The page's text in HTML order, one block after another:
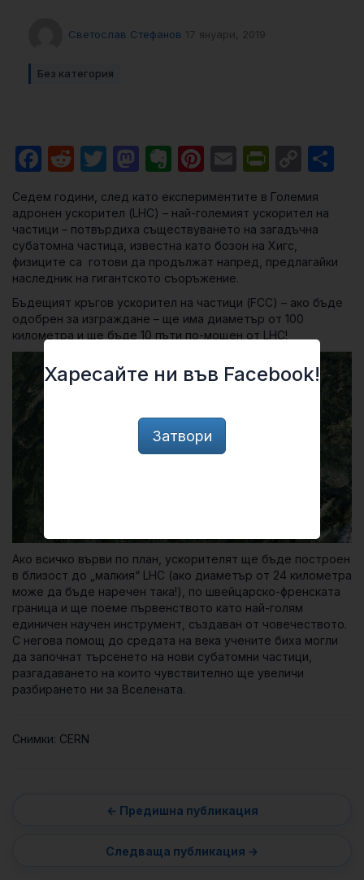
Светослав Стефанов 17 януари, 2019
Без категория
Facebook
RedditTwitter
Mastodon
Evernote
Pinterest
Email
Седем години, след като експериментите в Големия
адронен ускорител (LHC) – най-големият ускорител на
частици – потвърдиха съществуването на загадъчна
субатомна частица, известна като бозон на Хигс,
физиците са готови да продължат напред, предлагайки
наследник на гигантското съоръжение.
Бъдещият кръгов ускорител на частици (FCC) – ако бъде
одобрен за изграждане – ще има диаметър от 100
километра и ще бъде 10 пъти по-мощен от LHC!
Ако всичко върви по план, ускорителят ще бъде построен
в близост до „малкия“ LHC (ако диаметър от 24 километра
може да бъде наречен така!), по швейцарско-френската
граница и ще поеме първенството като най-голям
единичен научен инструмент, създаван от човечеството.
С негова помощ до средата на века учените биха могли
да започнат търсенето на нови субатомни частици,
разгадаването на които чувствително ще увеличи
разбирането ни за Вселената.
Снимки: CERN
Харесайте ни във Facebook!
Затвори